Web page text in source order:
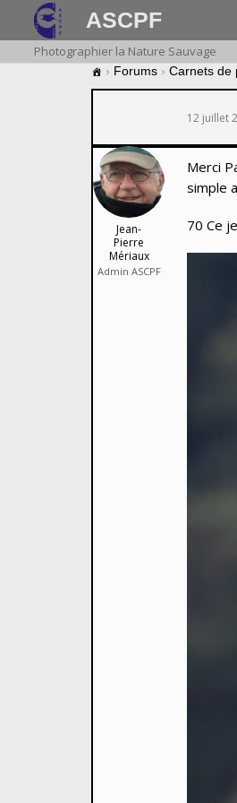
ASCPF
Photographier la Nature Sauvage
› Forums › Carnets de
12 juillet
Jean-
Pierre
Mériaux
Admin ASCPF
Merci
simple
70 Ce